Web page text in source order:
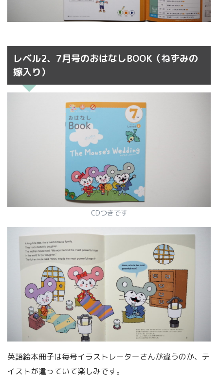
レベル2、7月号のおはなしBOOK（ねずみの
嫁入り）
CDつきです
英語絵本冊子は毎号イラストレーターさんが違うのか、テ
イストが違っていて楽しみです。